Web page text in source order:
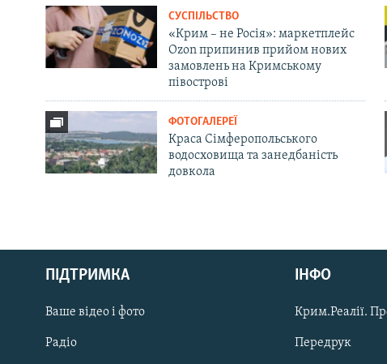
Русский
Qırımtatar
ДОЛУЧАЙСЯ!
СУСПІЛЬСТВО
«Крим – не Росія»: маркетплейс
Ozon припинив прийом нових
замовлень на Кримському
півострові
ФОТОГАЛЕРЕЇ
Краса Сімферопольського
водосховища та занедбаність
довкола
ПІДТРИМКА
Ваше відео і фото
Радіо
ІНФО
Крим.Реалії.
Передрук